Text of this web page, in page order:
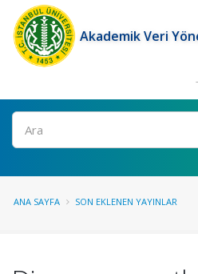
Akademik Veri
Ara
ANA SAYFA SON EKLENEN YAYINLAR